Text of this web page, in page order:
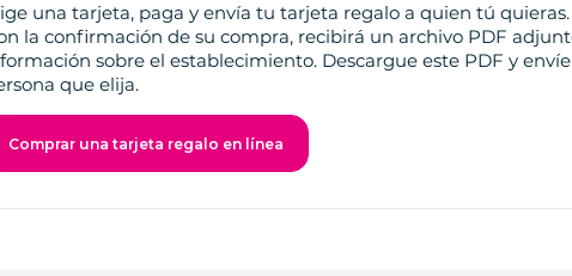
una tarjeta, paga y envía tu tarjeta regalo a quien tú quieras.
la confirmación de su compra, recibirá un archivo PDF
sobre el establecimiento. Descargue este PDF y
que elija.
Comprar una tarjeta regalo en línea